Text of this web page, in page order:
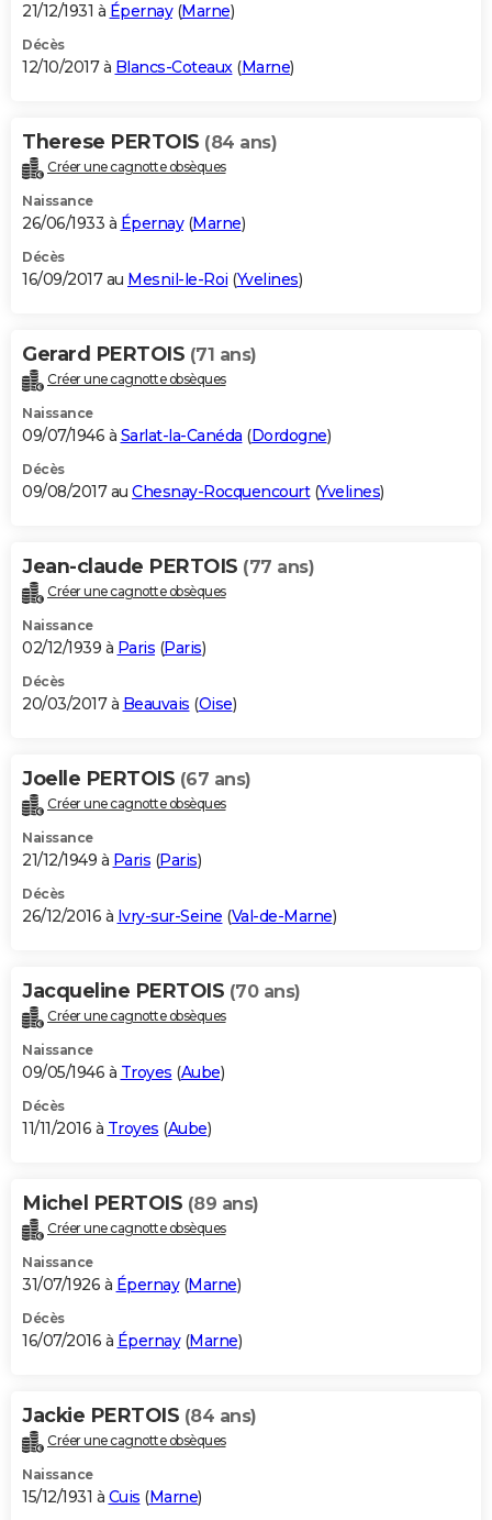
21/12/1931 à Épernay(Marne)
Décès
12/10/2017 à Blancs-Coteaux(Marne)
Therese PERTOIS (84 ans)
Créer une cagnotte obsèques
Naissance
26/06/1933 à Épernay(Marne)
Décès
16/09/2017 au Mesnil-le-Roi (Yvelines)
Gerard PERTOIS (71 ans)
Créer une cagnotte obsèques
Naissance
09/07/1946 à Sarlat-la-Canéda (Dordogne)
Décès
09/08/2017 au Chesnay-Rocquencourt(Yvelines)
Jean-claude PERTOIS (77 ans)
Créer une cagnotte obsèques
Naissance
02/12/1939 à Paris (Paris)
Décès
20/03/2017 à Beauvais (Oise)
Joelle PERTOIS (67 ans)
Créer une cagnotte obsèques
Naissance
21/12/1949 à Paris (Paris)
Décès
26/12/2016 à Ivry-sur-Seine (Val-de-Marne)
Jacqueline PERTOIS (70 ans)
Créer une cagnotte obsèques
Naissance
09/05/1946 à Troyes (Aube)
Décès
11/11/2016 à Troyes (Aube)
Michel PERTOIS (89 ans)
Créer une cagnotte obsèques
Naissance
31/07/1926 à Épernay(Marne)
Décès
16/07/2016 à Épernay(Marne)
Jackie PERTOIS (84 ans)
Créer une cagnotte obsèques
Naissance
15/12/1931 à Cuis (Marne)